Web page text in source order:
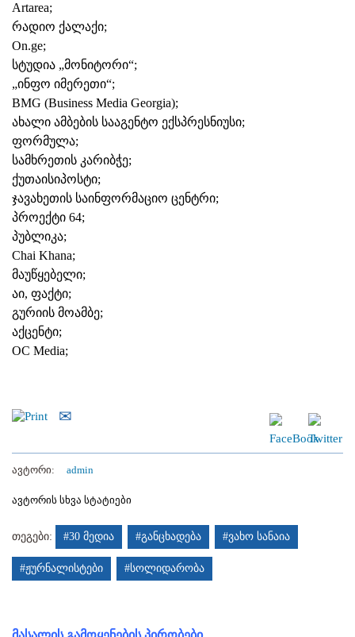
Artarea;
რადიო ქალაქი;
On.ge;
სტუდია „მონიტორი“;
„ინფო იმერეთი“;
BMG (Business Media Georgia);
ახალი ამბების სააგენტო ექსპრესნიუსი;
ფორმულა;
სამხრეთის კარიბჭე;
ქუთაისიპოსტი;
ჯავახეთის საინფორმაციო ცენტრი;
პროექტი 64;
პუბლიკა;
Chai Khana;
მაუწყებელი;
აი, ფაქტი;
გურიის მოამბე;
აქცენტი;
OC Media;
ავტორი: admin
ავტორის სხვა სტატიები
თეგები: #30 მედია #განცხადება #ვახო სანაია
#ჟურნალისტები #სოლიდარობა